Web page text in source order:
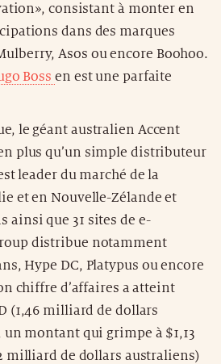
consistant à monter en
dans des marques
Asos ou encore Boohoo.
Boss en est une parfaite
le géant australien Accent
plus qu’un simple distributeur
leader du marché de la
et en Nouvelle-Zélande et
ainsi que 31 sites de e-
distribue notamment
Hype DC, Platypus ou encore
chiffre d’affaires a atteint
(1,46 milliard de dollars
un montant qui grimpe à $1,13
milliard de dollars australiens)